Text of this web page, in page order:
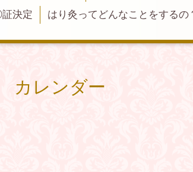
決定
はり灸ってどんなことをする
カレンダー